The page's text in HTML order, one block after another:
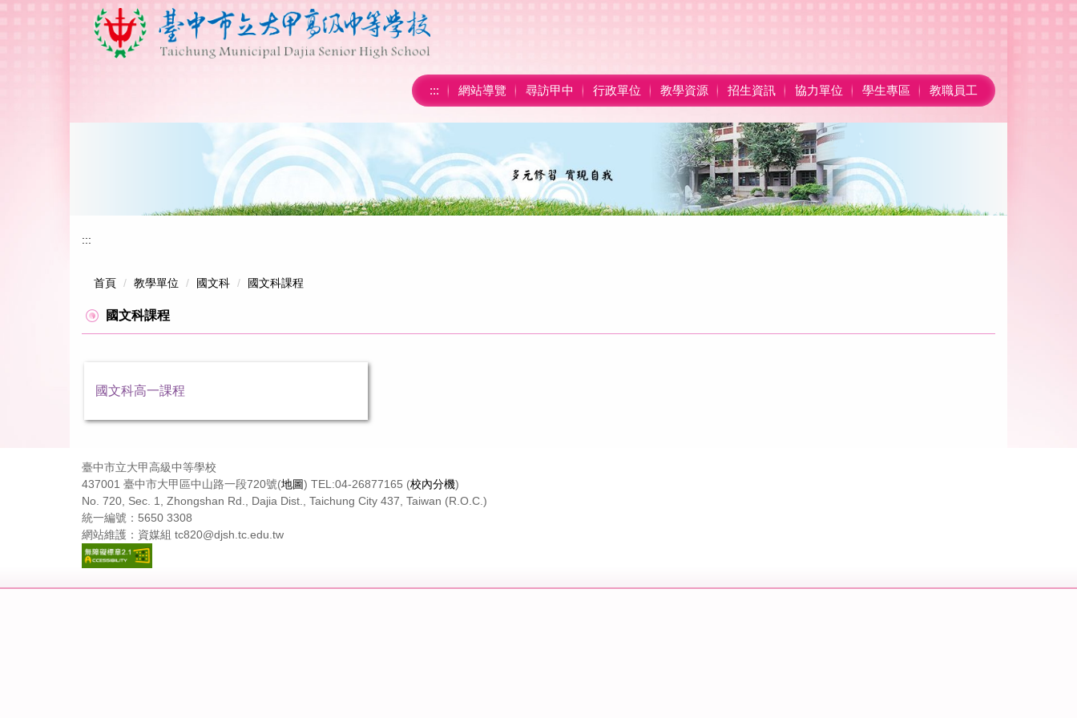
::: 網站導覽 尋訪甲中 行政單位 教學資源 招生資訊 協力單位 學生專區 教職員工
:::
首頁 教學單位 國文科 國文科課程
國文科課程
國文科高一課程
臺中市立大甲高級中等學校
437001 臺中市大甲區中山路一段720號(地圖) TEL:04-26877165 (校內分機)
No. 720, Sec. 1, Zhongshan Rd., Dajia Dist., Taichung City 437, Taiwan (R.O.C.)
統一編號：5650 3308
網站維護：資媒組 tc820@djsh.tc.edu.tw